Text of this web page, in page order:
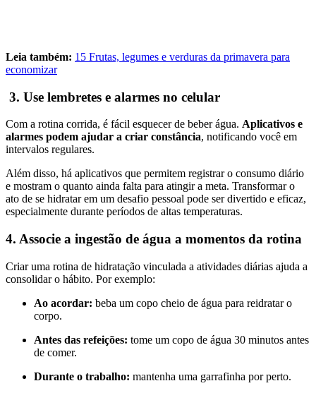
Leia também: 15 Frutas, legumes e verduras da primavera para
economizar
3. Use lembretes e alarmes no celular
Com a rotina corrida, é fácil esquecer de beber água. Aplicativos e
alarmes podem ajudar a criar constância, notificando você em
intervalos regulares.
Além disso, há aplicativos que permitem registrar o consumo diário
e mostram o quanto ainda falta para atingir a meta. Transformar o
ato de se hidratar em um desafio pessoal pode ser divertido e eficaz,
especialmente durante períodos de altas temperaturas.
4. Associe a ingestão de água a momentos da rotina
Criar uma rotina de hidratação vinculada a atividades diárias ajuda a
consolidar o hábito. Por exemplo:
Ao acordar: beba um copo cheio de água para reidratar o
corpo.
Antes das refeições: tome um copo de água 30 minutos antes
de comer.
Durante o trabalho: mantenha uma garrafinha por perto.